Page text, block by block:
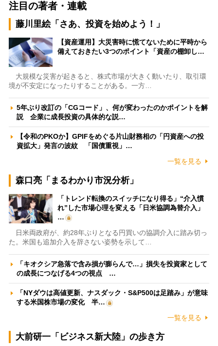
注目の著者・連載
藤川里絵「さあ、投資を始めよう！」
【資産運用】大災害時に慌てないために平時から
備えておきたい3つのポイント「資産の棚卸し…
大規模な災害が起きると、株式市場が大きく動いたり、取引環
境が不安定になったりすることがある。一方…
5年ぶり改訂の「CGコード」、何が変わったのかポイントを解
説 企業に成長投資の具体的な説…
【令和のPKOか】GPIFをめぐる片山財務相の「円資産への投
資拡大」発言の波紋 「国債重視」…
一覧を見る
森口亮「まるわかり市況分析」
「トレンド転換のスイッチになり得る」“介入慣
れ”した市場心理を変える「日米協調為替介入」
…
日米両政府が、約28年ぶりとなる円買いの協調介入に踏み切っ
た。米国も追加介入を辞さない姿勢を示して…
「キオクシア急落で含み損が膨らんで…」損失を投資家として
の成長につなげる4つの視点 …
「NYダウは高値更新、ナスダック・S&P500は足踏み」が意味
する米国株市場の変化 半…
一覧を見る
大前研一「ビジネス新大陸」の歩き方